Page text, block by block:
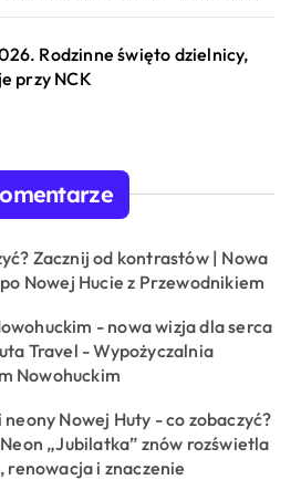
Rodzinne święto dzielnicy,
przy NCK
Zacznij od kontrastów | Nowa
Nowej Hucie z Przewodnikiem
- nowa wizja dla serca
Travel -Wypożyczalnia
Nowohuckim
neony Nowej Huty - co zobaczyć?
Neon „Jubilatka” znów rozświetla
renowacja i znaczenie